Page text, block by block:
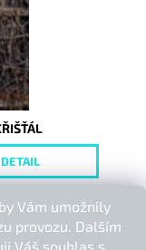
DETAIL
položce.
Vám umožnily
provozu. Dalším
Váš souhlas s